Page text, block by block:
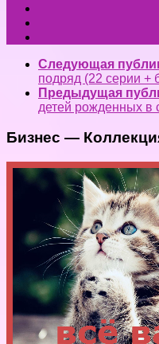
Следующая
подряд (22 серии +
Предыдущая
детей рожденных в
Бизнес —